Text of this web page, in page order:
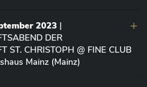
2023 |
DER
ST. CHRISTOPH @ FINE CLUB
Mainz (Mainz)